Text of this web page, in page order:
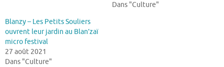
Dans "Culture"
Blanzy – Les Petits Souliers
ouvrent leur jardin au Blan’zaï
micro festival
27 août 2021
Dans "Culture"